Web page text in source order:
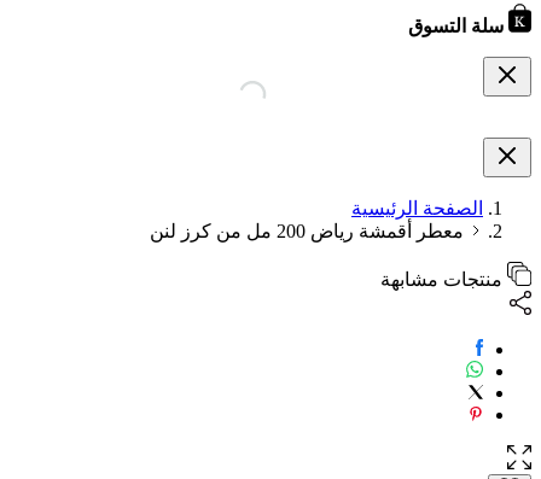
سلة التسوق
الصفحة الرئيسية
معطر أقمشة رياض 200 مل من كرز لنن
منتجات مشابهة